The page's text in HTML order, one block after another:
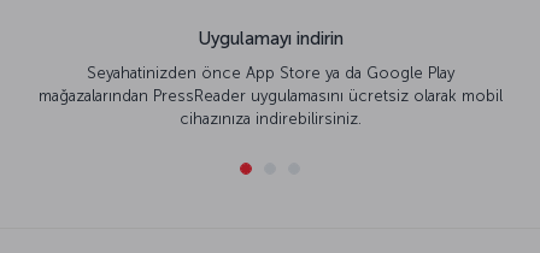
Uygulamayı indirin
Seyahatinizden önce App Store ya da Google Play
mağazalarından PressReader uygulamasını ücretsiz olarak mobil
cihazınıza indirebilirsiniz.